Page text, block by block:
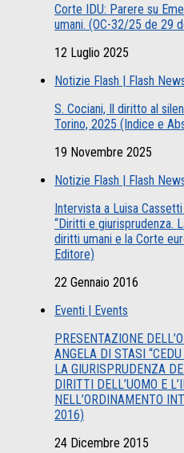
Corte IDU: Parere su
umani. (OC-32/25 de 29
12 Luglio 2025
Notizie Flash | Flash
S. Cociani, Il diritto al
Torino, 2025 (Indice e
19 Novembre 2025
Notizie Flash | Flash
Intervista a Luisa
“Diritti e giurisprudenza.
diritti umani e la Corte
Editore)
22 Gennaio 2016
Eventi | Events
PRESENTAZIONE
ANGELA DI STASI
LA GIURISPRUDENZA
DIRITTI DELL’UOMO E
NELL’ORDINAMENTO
2016)
24 Dicembre 2015